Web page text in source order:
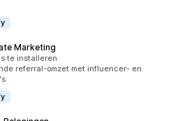
Marketing
te installeren
referral-omzet met influencer- en